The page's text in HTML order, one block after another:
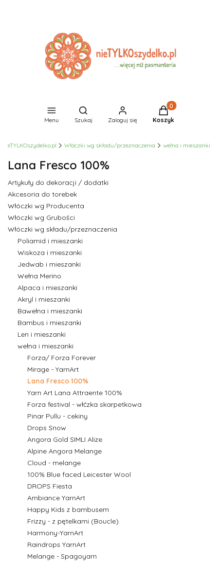
Menu
Otwórz wyszukiwarkę
Szukaj Zaloguj się
Produkty w
Koszyk
nieTYLKOszydelko.pl Włóczki wg składu/przeznaczenia wełna i mieszanki
Lana Fresco 100%
Artykuły do dekoracji / dodatki
Akcesoria do torebek
Włóczki wg Producenta
Włóczki wg Grubości
Włóczki wg składu/przeznaczenia
Poliamid i mieszanki
Wiskoza i mieszanki
Jedwab i mieszanki
Wełna Merino
Alpaca i mieszanki
Akryl i mieszanki
Bawełna i mieszanki
Bambus i mieszanki
Len i mieszanki
wełna i mieszanki
Forza/ Forza Forever
Mirage - YarnArt
Lana Fresco 100%
Yarn Art Lana Attraente 100%
Forza festival - włćzka skarpetkowa
Pinar Pullu - cekiny
Drops Snow
Angora Gold SIMLI Alize
Alpine Angora Melange
Cloud - melange
100% Blue faced Leicester Wool
DROPS Fiesta
Ambiance YarnArt
Happy Kids z bambusem
Frizzy - z pętelkami (Boucle)
Harmony-YarnArt
Raindrops YarnArt
Melange - Spagoyarn